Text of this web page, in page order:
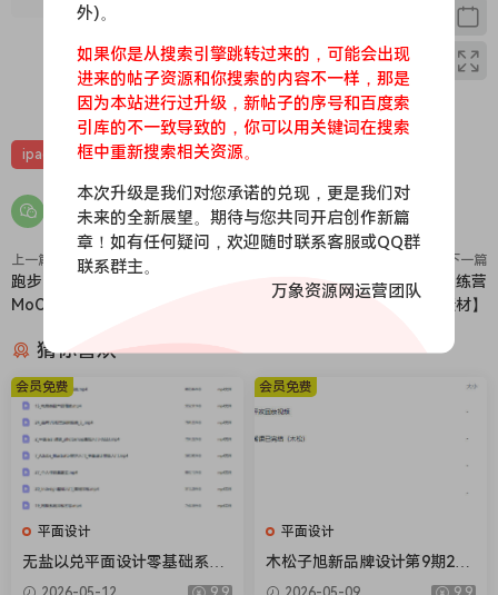
0 0
ipad插画课 ipad教程 ipad板绘课程
上一篇
跑步比赛移动动画-Mobility Pro -
MoCap Pack
下一篇
可塑keyshot3c产品渲染训练营
2024【画质高清有素材】
猜你喜欢
平面设计
无盐以兑平面设计零基础系统
课第2期2025【画质高清只有
会员免费
平面设计
木松子旭新品牌设计第9期202
5AI辅助计划【画质高清有素
会员免费
外)。
如果你是从搜索引擎跳转过来的，可能会出现
进来的帖子资源和你搜索的内容不一样，那是
因为本站进行过升级，新帖子的序号和百度索
引库的不一致导致的，你可以用关键词在搜索
框中重新搜索相关资源。
本次升级是我们对您承诺的兑现，更是我们对
未来的全新展望。期待与您共同开启创作新篇
章！如有任何疑问，欢迎随时联系客服或QQ群
联系群主。
万象资源网运营团队